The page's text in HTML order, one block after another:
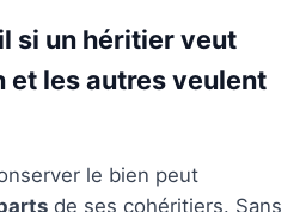
si un héritier veut
et les autres veulent
le bien peut
de ses cohéritiers. Sans